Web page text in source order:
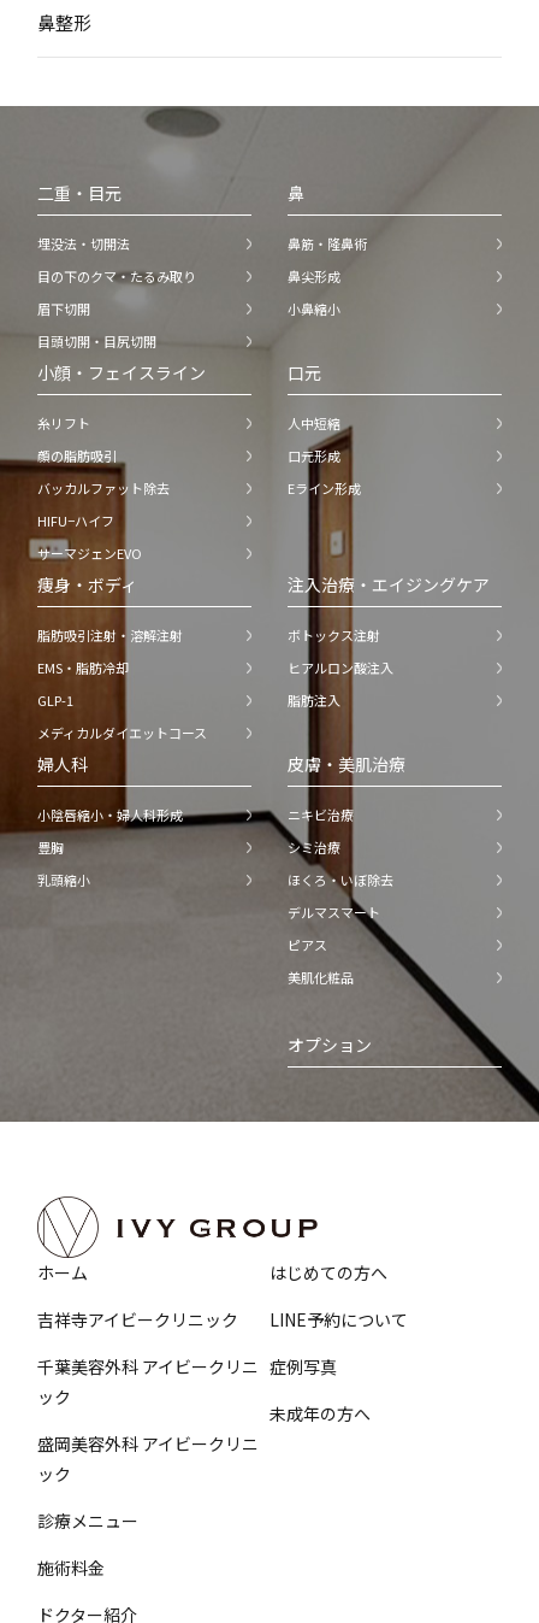
鼻整形
二重・目元
埋没法・切開法
目の下のクマ・たるみ取り
眉下切開
目頭切開・目尻切開
鼻
鼻筋・隆鼻術
鼻尖形成
小鼻縮小
小顔・フェイスライン
糸リフト
顔の脂肪吸引
バッカルファット除去
HIFU−ハイフ
サーマジェンEVO
口元
人中短縮
口元形成
Eライン形成
痩身・ボディ
脂肪吸引注射・溶解注射
EMS・脂肪冷却
GLP-1
メディカルダイエットコース
注入治療・エイジングケア
ボトックス注射
ヒアルロン酸注入
脂肪注入
婦人科
小陰唇縮小・婦人科形成
豊胸
乳頭縮小
皮膚・美肌治療
ニキビ治療
シミ治療
ほくろ・いぼ除去
デルマスマート
ピアス
美肌化粧品
オプション
ホーム
吉祥寺アイビークリニック
千葉美容外科 アイビークリニ
ック
盛岡美容外科 アイビークリニ
ック
診療メニュー
施術料金
ドクター紹介
はじめての方へ
LINE予約について
症例写真
未成年の方へ